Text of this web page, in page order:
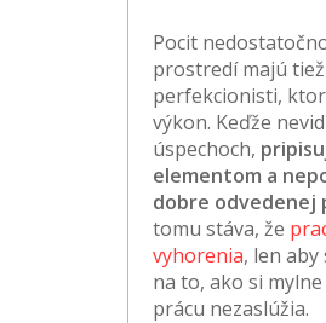
Pocit
prostredí majú
perfekcionisti,
výkon. Keďže
úspechoch,
elementom a
dobre odvedenej
tomu stáva, že
vyhorenia, len
na to, ako si
prácu nezaslúžia.